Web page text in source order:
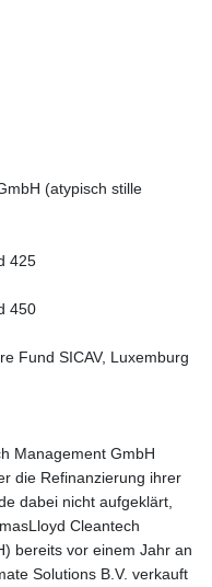
(atypisch stille
425
450
Fund SICAV, Luxemburg
Management GmbH
die Refinanzierung ihrer
dabei nicht aufgeklärt,
Cleantech
bereits vor einem Jahr an
Solutions B.V. verkauft